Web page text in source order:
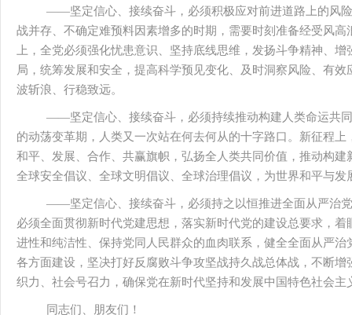
——坚定信心、接续奋斗，必须积极应对前进道路上的风
战并存、不确定难预料因素增多的时期，需要时刻准备经受风
上，全党必须强化忧患意识、坚持底线思维，发扬斗争精神、
局，统筹发展和安全，提高科学预见变化、及时洞察风险、有
波斩浪、行稳致远。
——坚定信心、接续奋斗，必须持续推动构建人类命运共
的动荡变革期，人类又一次站在何去何从的十字路口。新征程
和平、发展、合作、共赢旗帜，弘扬全人类共同价值，推动构
全球安全倡议、全球文明倡议、全球治理倡议，为世界和平与发
——坚定信心、接续奋斗，必须持之以恒推进全面从严治
必须全面贯彻新时代党建思想，落实新时代党的建设总要求，
进性和纯洁性、保持党同人民群众的血肉联系，健全全面从严
各方面建设，坚决打好反腐败斗争攻坚战持久战总体战，不断
织力、社会号召力，确保党在新时代坚持和发展中国特色社会
同志们、朋友们！